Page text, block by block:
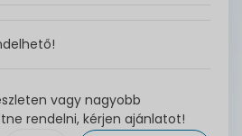
vagy nagyobb
rendelni, kérjen ajánlatot!